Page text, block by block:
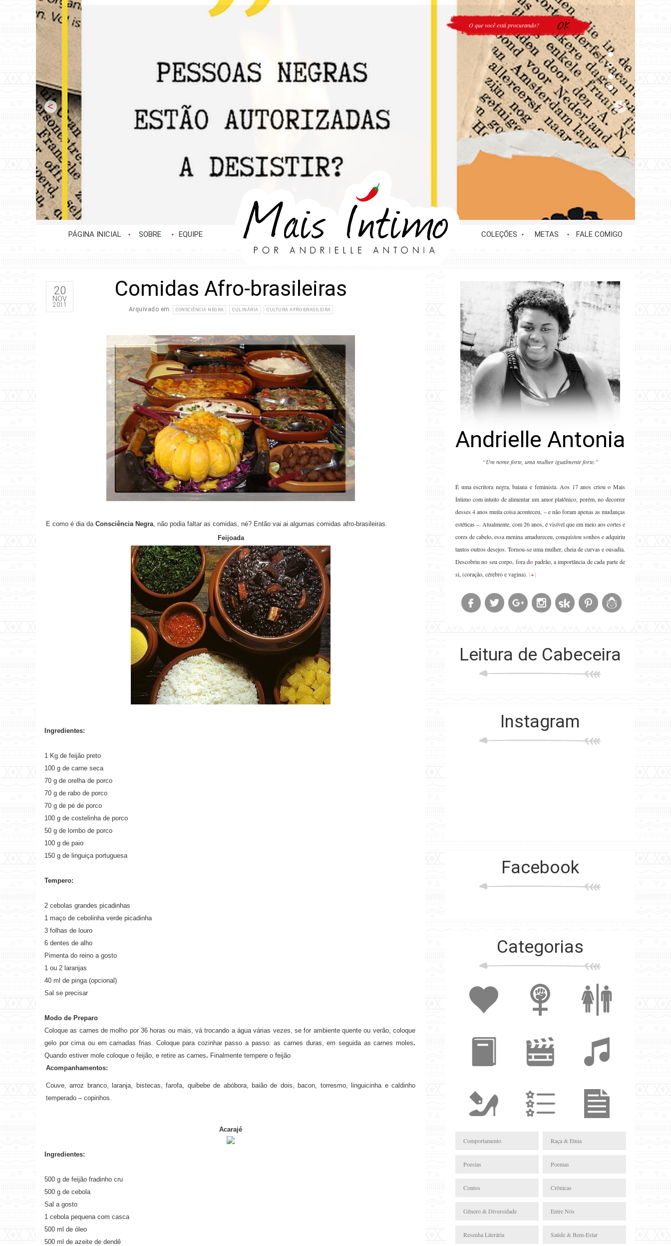
PÁGINA INICIAL SOBRE EQUIPE COLEÇÕES METAS FALE COMIGO
20
NOV
2011
Comidas Afro-brasileiras
Arquivado em CONSCIÊNCIA NEGRA CULINÁRIA CULTURA AFRO-BRASILEIRA
E como é dia da Consciência Negra, não podia faltar as comidas, né? Então vai ai algumas comidas afro-brasileiras.
Feijoada
Ingredientes:
1 Kg de feijão preto
100 g de carne seca
70 g de orelha de porco
70 g de rabo de porco
70 g de pé de porco
100 g de costelinha de porco
50 g de lombo de porco
100 g de paio
150 g de linguiça portuguesa
Tempero:
2 cebolas grandes picadinhas
1 maço de cebolinha verde picadinha
3 folhas de louro
6 dentes de alho
Pimenta do reino a gosto
1 ou 2 laranjas
40 ml de pinga (opcional)
Sal se precisar
Modo de Preparo
Coloque as carnes de molho por 36 horas ou mais, vá trocando a água várias vezes, se for ambiente quente ou verão, coloque
gelo por cima ou em camadas frias. Coloque para cozinhar passo a passo: as carnes duras, em seguida as carnes moles.
Quando estiver mole coloque o feijão, e retire as carnes. Finalmente tempere o feijão
Acompanhamentos:
Couve, arroz branco, laranja, bistecas, farofa, quibebe de abóbora, baião de dois, bacon, torresmo, linguicinha e caldinho
temperado – copinhos.
Acarajé
Ingredientes:
500 g de feijão fradinho cru
500 g de cebola
Sal a gosto
1 cebola pequena com casca
500 ml de óleo
500 ml de azeite de dendê
Andrielle Antonia
“Um nome forte, uma mulher igualmente forte.”
É uma escritora negra, baiana e feminista. Aos 17 anos criou o Mais
Íntimo com intuito de alimentar um amor platônico, porém, no decorrer
desses 4 anos muita coisa aconteceu, – e não foram apenas as mudanças
estéticas –. Atualmente, com 26 anos, é visível que em meio aos cortes e
cores de cabelo, essa menina amadureceu, conquistou sonhos e adquiriu
tantos outros desejos. Tornou-se uma mulher, cheia de curvas e ousadia.
Descobriu no seu corpo, fora do padrão, a importância de cada parte de
si, (coração, cérebro e vagina). [+]
Leitura de Cabeceira
Instagram
Facebook
Categorias
Comportamento
Poesias
Contos
Gênero & Diversidade
Resenha Literária
Raça & Etnia
Poemas
Crônicas
Entre Nós
Saúde & Bem-Estar